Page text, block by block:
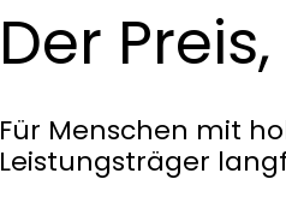
Der
Für Menschen mit
Leistungsträger